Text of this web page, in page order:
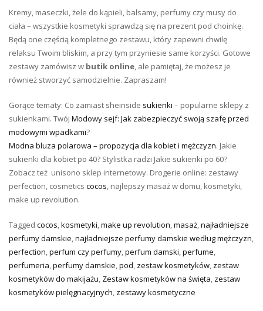
Kremy, maseczki, żele do kąpieli, balsamy, perfumy czy musy do
ciała – wszystkie kosmetyki sprawdzą się na prezent pod choinkę.
Będą one częścią kompletnego zestawu, który zapewni chwilę
relaksu Twoim bliskim, a przy tym przyniesie same korzyści. Gotowe
zestawy zamówisz w butik online, ale pamiętaj, że możesz je
również stworzyć samodzielnie. Zapraszam!
Gorące tematy: Co zamiast sheinside sukienki – popularne sklepy z
sukienkami. Twój Modowy sejf: Jak zabezpieczyć swoją szafę przed
modowymi wpadkami?
Modna bluza polarowa – propozycja dla kobiet i mężczyzn. Jakie
sukienki dla kobiet po 40? Stylistka radzi Jakie sukienki po 60?
Zobacz też unisono sklep internetowy. Drogerie online: zestawy
perfection, cosmetics cocos, najlepszy masaż w domu, kosmetyki,
make up revolution.
Tagged cocos,kosmetyki,make up revolution,masaż,najładniejsze
perfumy damskie,najładniejsze perfumy damskie według mężczyzn,
perfection,perfum czy perfumy,perfum damski,perfume,
perfumeria,perfumy damskie,pod, zestaw kosmetyków, zestaw
kosmetyków do makijażu, Zestaw kosmetyków na święta, zestaw
kosmetyków pielęgnacyjnych, zestawy kosmetyczne